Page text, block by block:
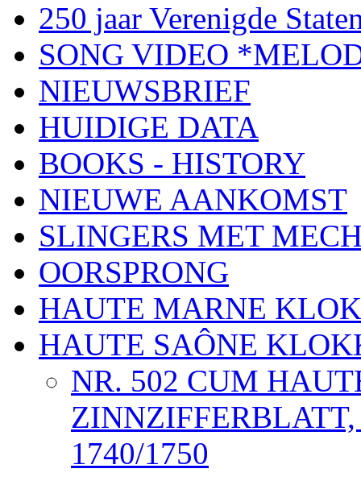
250 jaar Verenigde
SONG VIDEO
NIEUWSBRIEF
HUIDIGE DATA
BOOKS - HISTORY
NIEUWE AANKOMST
SLINGERS MET
OORSPRONG
HAUTE MARNE
HAUTE SAÔNE
NR. 502 CUM
1740/1750